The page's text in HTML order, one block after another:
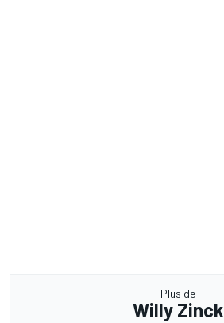
Plus de
Willy Zinck